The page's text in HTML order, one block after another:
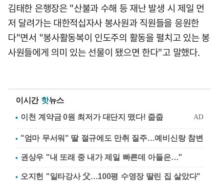
김태한 은행장은 "산불과 수해 등 재난 발생 시 제일 먼
저 달려가는 대한적십자사 봉사원과 직원들을 응원한
다"면서 "봉사활동복이 인도주의 활동을 펼치고 있는 봉
사원들에게 의미 있는 선물이 됐으면 한다"고 말했다.
이시간 핫뉴스
"엄마 무서워" 딸 절규에도 만취 질주…예비신랑 참변
권상우 "내 또래 중 내가 제일 빠른데 아들은…"
오지헌 "일타강사 父…100평 수영장 딸린 집 살았다"